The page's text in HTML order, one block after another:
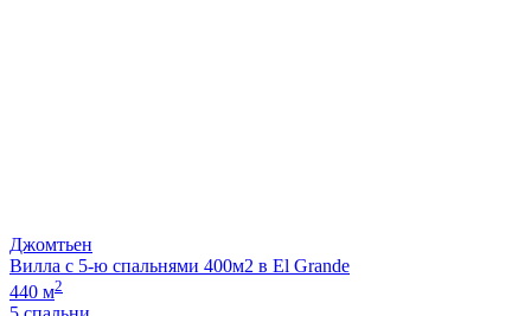
Джомтьен
Вилла с 5-ю спальнями 400м2 в El Grande
440 м2